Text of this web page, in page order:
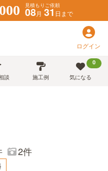
見積もりご依頼
08月 31日まで
ログイン
談 施工例
0
気になる
2件